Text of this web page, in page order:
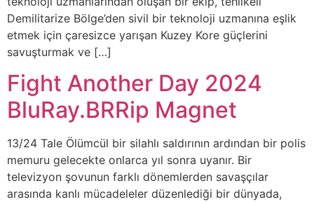
Demilitarize Bölge’den sivil bir teknoloji uzmanına eşlik
etmek için çaresizce yarışan Kuzey Kore güçlerini
savuşturmak ve […]
Fight Another Day 2024
BluRay.BRRip Magnet
13/24 Tale Ölümcül bir silahlı saldırının ardından bir polis
memuru gelecekte onlarca yıl sonra uyanır. Bir
televizyon şovunun farklı dönemlerden savaşçılar
arasında kanlı mücadeleler düzenlediği bir dünyada,